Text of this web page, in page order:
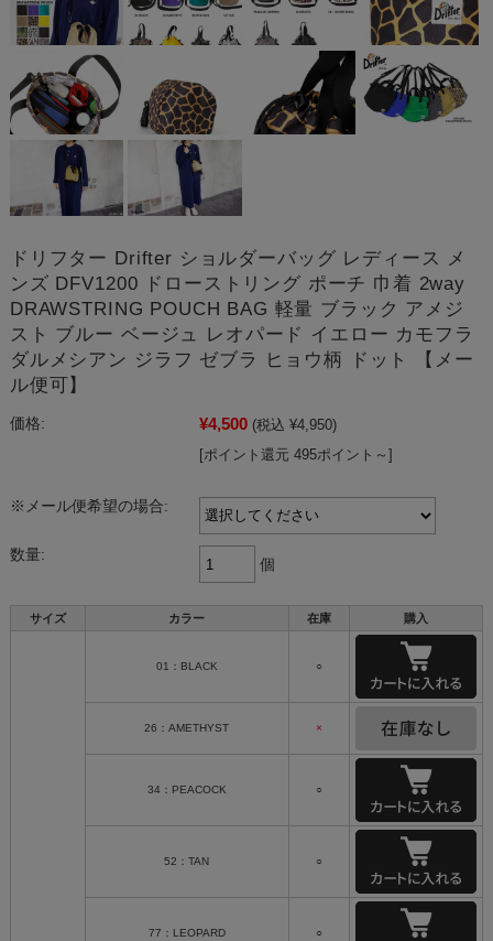
ドリフター Drifter ショルダーバッグ レディース メ
ンズ DFV1200 ドローストリング ポーチ 巾着 2way
DRAWSTRING POUCH BAG 軽量 ブラック アメジ
スト ブルー ベージュ レオパード イエロー カモフラ
ダルメシアン ジラフ ゼブラ ヒョウ柄 ドット 【メー
ル便可】
価格: ¥4,500 (税込 ¥4,950)
[ポイント還元 495ポイント～]
※メール便希望の場合:
数量:
個
サイズ カラー 在庫 購入
01：BLACK ○
26：AMETHYST ×
34：PEACOCK ○
52：TAN ○
77：LEOPARD ○